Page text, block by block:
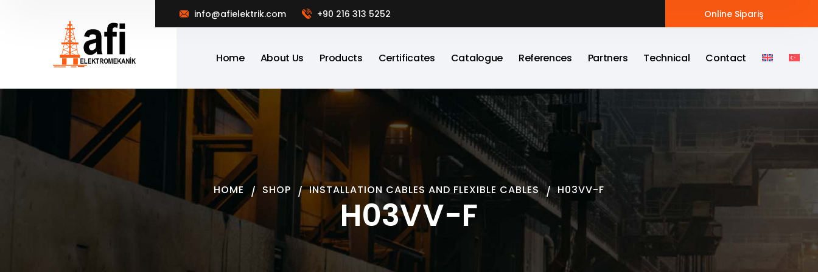
info@afielektrik.com +90 216 313 5252 Online Sipariş
Home About Us Products Certificates Catalogue References Partners Technical Contact
H03VV-F
HOME SHOP INSTALLATION CABLES AND FLEXIBLE CABLES H03VV-F